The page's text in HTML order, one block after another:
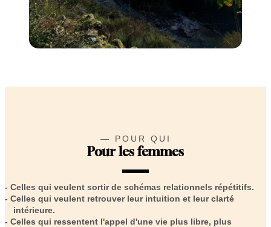
— POUR QUI
Pour les femmes
Celles qui veulent sortir de schémas relationnels répétitifs.
Celles qui veulent retrouver leur intuition et leur clarté
intérieure.
Celles qui ressentent l'appel d'une vie plus libre, plus